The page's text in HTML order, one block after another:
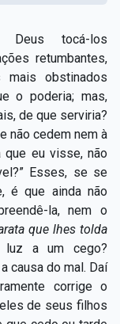
poucos os
▸
▸
hora ▸
falsos
▸
juntou ▸
▸
debaixo do
▸
Deus tocá-los
retumbantes,
obstinados
o poderia; mas,
de que serviria?
não cedem nem à
que eu visse, não
Esses, se se
é que ainda não
la, nem o
que lhes tolda
luz a um cego?
causa do mal. Daí
corrige o
de seus filhos